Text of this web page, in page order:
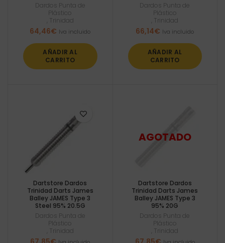
Dardos Punta de
Plástico
Trinidad
64,46€ Iva incluido
AÑADIR AL
CARRITO
Dardos Punta de
Plástico
Trinidad
66,14€ Iva incluido
AÑADIR AL
CARRITO
Dartstore Dardos
Trinidad Darts James
BaIley JAMES Type 3
Steel 95% 20.5G
Dardos Punta de
Plástico
Trinidad
Dartstore Dardos
Trinidad Darts James
BaIley JAMES Type 3
95% 20G
Dardos Punta de
Plástico
Trinidad